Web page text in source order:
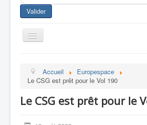
Valider
Toggle
Navigation
Aviation Commerciale
Aviation Militaire
Accueil
Europespace
Le CSG est prêt pour le Vol 190
Le CSG est prêt pour le